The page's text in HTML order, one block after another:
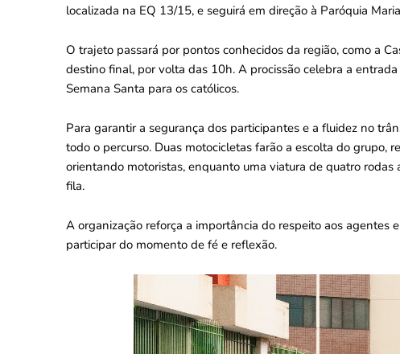
localizada na EQ 13/15, e seguirá em direção à Paróquia
O trajeto passará por pontos conhecidos da região, como a
destino final, por volta das 10h. A procissão celebra a
Semana Santa para os católicos.
Para garantir a segurança dos participantes e a fluidez no
todo o percurso. Duas motocicletas farão a escolta do grupo,
orientando motoristas, enquanto uma viatura de quatro
fila.
A organização reforça a importância do respeito aos agentes
participar do momento de fé e reflexão.